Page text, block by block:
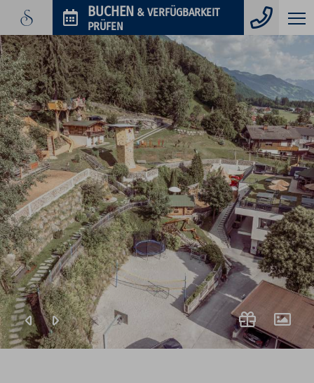
GUTSCHEINE
BUCHEN & VERFÜGBARKEIT
PRÜFEN